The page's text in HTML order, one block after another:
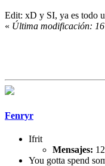
Edit: xD y SI, ya es todo
« Última modificación:
Fenryr
Ifrit
Mensajes:
You gotta spend